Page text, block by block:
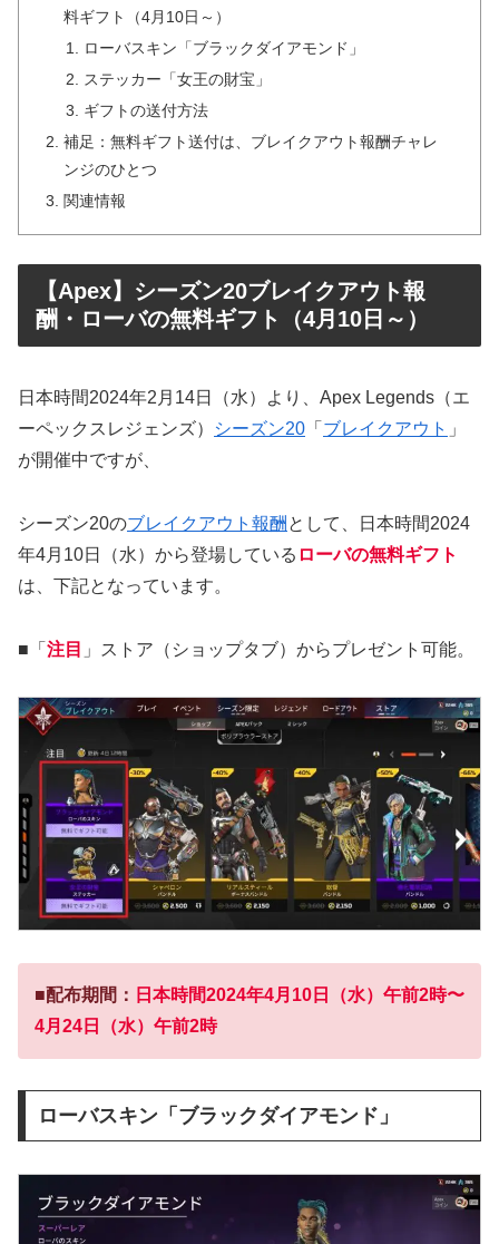
料ギフト（4月10日～）
ローバスキン「ブラックダイアモンド」
ステッカー「女王の財宝」
ギフトの送付方法
補足：無料ギフト送付は、ブレイクアウト報酬チャレ
ンジのひとつ
関連情報
【Apex】シーズン20ブレイクアウト報
酬・ローバの無料ギフト（4月10日～）
日本時間2024年2月14日（水）より、Apex Legends（エ
ーペックスレジェンズ）
シーズン20 「 ブレイクアウト 」
が開催中ですが、
シーズン20のブレイクアウト報酬 として、日本時間2024
年4月10日（水）から登場している ローバの無料ギフト
は、下記となっています。
■「 注目 」ストア（ショップタブ）からプレゼント可能。
■配布期間： 日本時間2024年4月10日（水）午前2時〜
4月24日（水）午前2時
ローバスキン「ブラックダイアモンド」